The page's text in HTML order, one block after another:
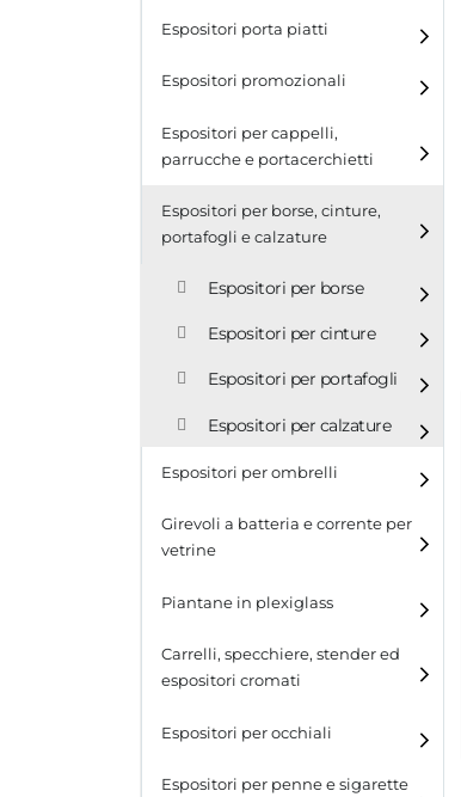
Espositori porta piatti
Espositori promozionali
Espositori per cappelli,
parrucche e portacerchietti
Espositori per cappelli e
parrucche
Espositori per borse, cinture,
portafogli e calzature
Espositori per borse
Espositori per cinture
Espositori per portafogli
Espositori per calzature
Espositori per ombrelli
Girevoli a batteria e corrente per
vetrine
Piantane in plexiglass
Carrelli, specchiere, stender ed
espositori cromati
Espositori per occhiali
Espositori per penne e sigarette